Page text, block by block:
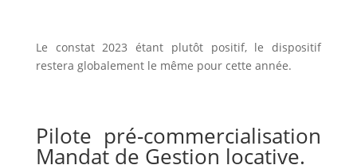
Le constat 2023 étant plutôt positif, le dispositif
restera globalement le même pour cette année.
Pilote pré-commercialisation
Mandat de Gestion locative.